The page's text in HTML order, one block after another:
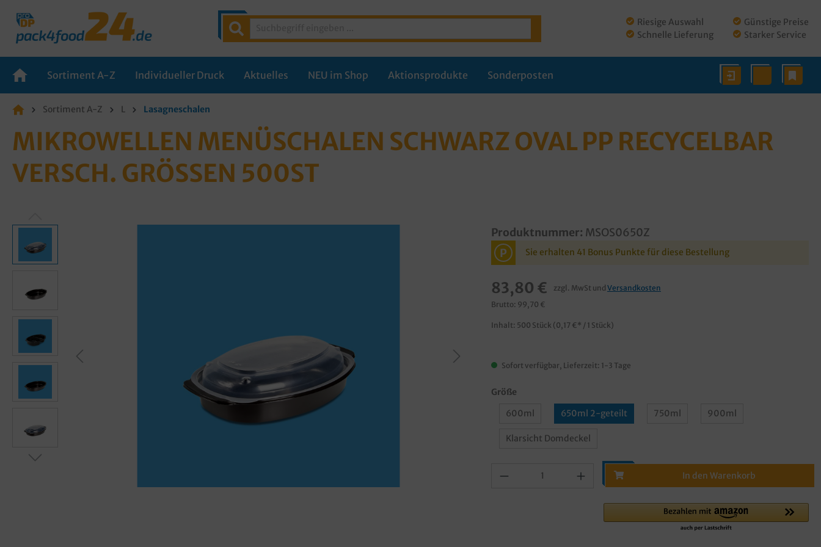
Riesige Auswahl
Schnelle Lieferung
Günstige Preise
Starker Service
Sortiment A-Z Individueller Druck Aktuelles NEU im Shop Aktionsprodukte Sonderposten
Sortiment A-Z L Lasagneschalen
MIKROWELLEN MENÜSCHALEN SCHWARZ OVAL PP RECYCELBAR
VERSCH. GRÖSSEN 500ST
Produktnummer: MSOS0650Z
P Sie erhalten 41 Bonus Punkte für diese Bestellung
83,80 € zzgl. MwSt und Versandkosten
Brutto: 99,70 €
Inhalt: 500 Stück (0,17 €* / 1 Stück)
Sofort verfügbar, Lieferzeit: 1-3 Tage
Größe
600ml
650ml 2-geteilt 750ml 900ml
Klarsicht Domdeckel
In den Warenkorb